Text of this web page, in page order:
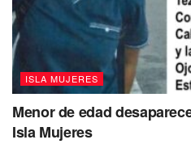
ISLA MUJERES
Menor de edad
Isla Mujeres